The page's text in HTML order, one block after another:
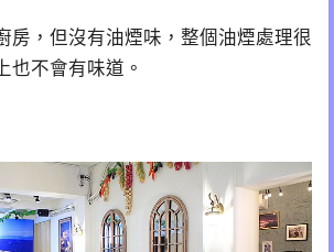
房，但沒有油煙味，整個油煙處理很
也不會有味道。